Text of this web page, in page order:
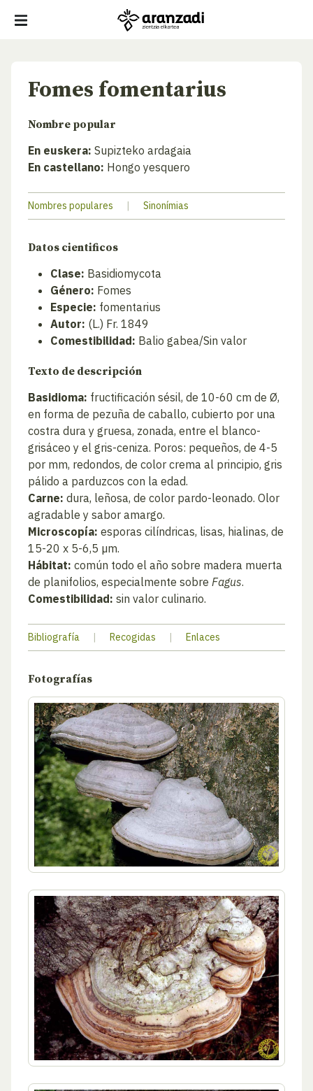
Fomes fomentarius
Nombre popular
En euskera: Supizteko ardagaia
En castellano: Hongo yesquero
Nombres populares | Sinonímias
Datos cientificos
Clase: Basidiomycota
Género: Fomes
Especie: fomentarius
Autor: (L.) Fr. 1849
Comestibilidad: Balio gabea/Sin valor
Texto de descripción
Basidioma: fructificación sésil, de 10-60 cm de Ø,
en forma de pezuña de caballo, cubierto por una
costra dura y gruesa, zonada, entre el blanco-
grisáceo y el gris-ceniza. Poros: pequeños, de 4-5
por mm, redondos, de color crema al principio, gris
pálido a parduzcos con la edad.
Carne: dura, leñosa, de color pardo-leonado. Olor
agradable y sabor amargo.
Microscopía: esporas cilíndricas, lisas, hialinas, de
15-20 x 5-6,5 µm.
Hábitat: común todo el año sobre madera muerta
de planifolios, especialmente sobre Fagus.
Comestibilidad: sin valor culinario.
Bibliografía | Recogidas | Enlaces
Fotografías